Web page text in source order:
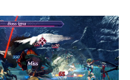
de llegar a las
para
.